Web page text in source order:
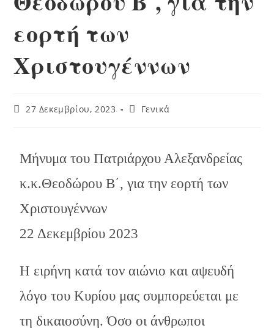
εορτή των
Χριστουγέννων
27 Δεκεμβρίου, 2023 Γενικά
Μήνυμα του Πατριάρχου Αλεξανδρείας
κ.κ.Θεοδώρου Β΄, για την εορτή των
Χριστουγέννων
22 Δεκεμβρίου 2023
Η ειρήνη κατά τον αιώνιο και αψευδή
λόγο του Κυρίου μας συμπορεύεται με
τη δικαιοσύνη. Όσο οι άνθρωποι